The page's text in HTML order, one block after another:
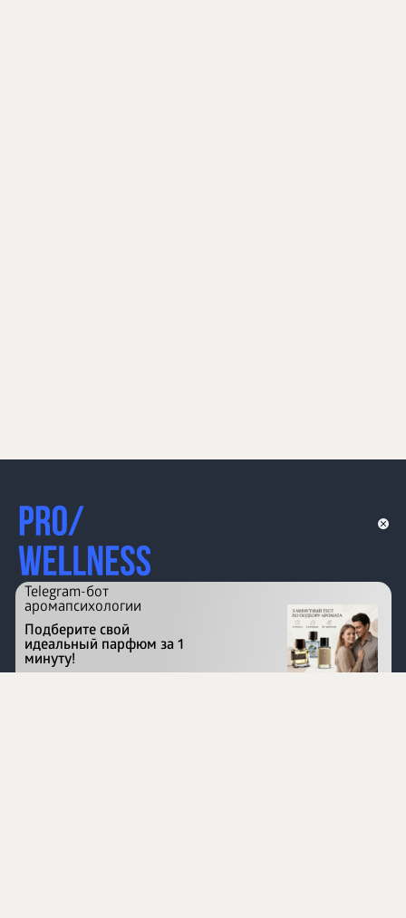
Перейти на сайт
Telegram-бот
аромапсихологии
Подберите свой
идеальный парфюм за 1
минуту!